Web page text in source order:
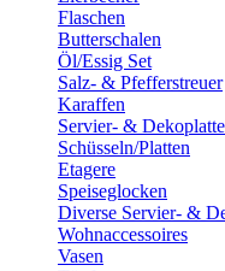
Flaschen
Butterschalen
Öl/Essig Set
Salz- & Pfefferstreuer
Karaffen
Servier- &
Schüsseln/Platten
Etagere
Speiseglocken
Diverse Servier- &
Wohnaccessoires
Vasen